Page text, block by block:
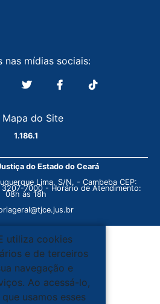
nas mídias sociais:
Mapa do Site
1.186.1
do Estado do Ceará
Lima, S/N. - Cambeba CEP:
7000 - Horário de Atendimento:
08h às 18h
utiliza cookies
e de terceiros
navegação e
Ao acessá-lo,
usamos esses